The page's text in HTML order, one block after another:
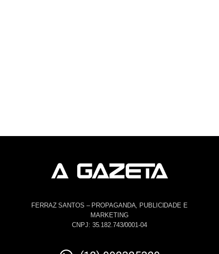
FERRAZ SANTOS – PROPAGANDA, PUBLICIDADE E
MARKETING
CNPJ: 35.182.743/0001-04